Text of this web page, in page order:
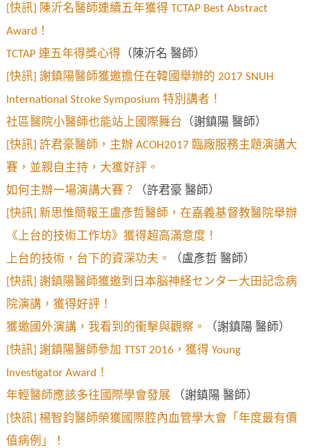
[快訊] 陳沂名醫師連續五年獲得 TCTAP Best Abstract
Award！
TCTAP 連五年得獎心得 （陳沂名 醫師）
[快訊] 謝鎮陽醫師獲邀擔任在韓國舉辦的 2017 SNUH
International Stroke Symposium 特別講者！
社區醫院小醫師也能站上國際舞台 （謝鎮陽 醫師）
[快訊] 許君豪醫師，主辦 ACOH2017 臨廠服務主題演講大
賽，並親自主持，大獲好評。
如何主辦一場演講大賽？
（許君豪 醫師）
[快訊] 新思惟簡報王盧彥哲醫師，在嘉義基督教醫院舉辦
《上台的技術工作坊》獲得超高滿意度！
上台的技術，台下的資深功夫。
（盧彥哲 醫師）
[快訊] 謝鎮陽醫師獲邀到日本脳神経センター大田記念病
院演講，獲得好評！
獲邀國外演講，我看到的衝擊與觀察。
（謝鎮陽 醫師）
[快訊] 謝鎮陽醫師參加 TTST 2016，獲得 Young
Investigator Award！
年輕醫師應該多往國際學會發展 （謝鎮陽 醫師）
[快訊] 楊智鈞醫師榮獲國際腔內血管學大會「年度最有價
值病例」！